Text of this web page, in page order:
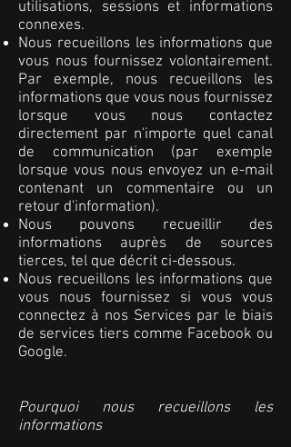
utilisations, sessions et informations
connexes.
Nous recueillons les informations que
vous nous fournissez volontairement.
Par exemple, nous recueillons les
informations que vous nous fournissez
lorsque vous nous contactez
directement par n'importe quel canal
de communication (par exemple
lorsque vous nous envoyez un e-mail
contenant un commentaire ou un
retour d'information).
Nous pouvons recueillir des
informations auprès de sources
tierces, tel que décrit ci-dessous.
Nous recueillons les informations que
vous nous fournissez si vous vous
connectez à nos Services par le biais
de services tiers comme Facebook ou
Google.
Pourquoi nous recueillons les
informations